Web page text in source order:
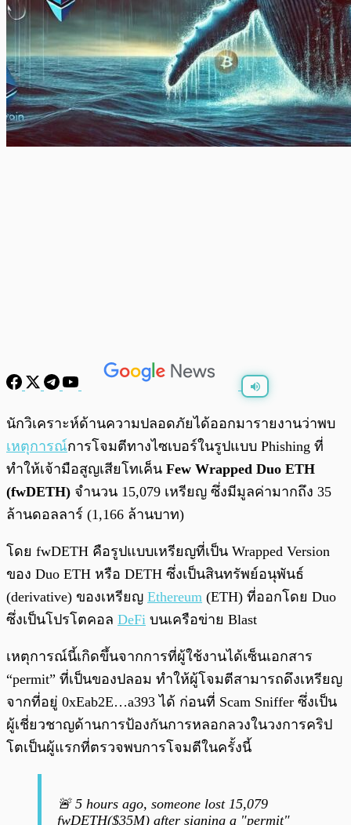
พร้อมเล่น 0:00
นักวิเคราะห์ด้านความปลอดภัยได้ออกมารายงานว่าพบ
เหตุการณ์การโจมตีทางไซเบอร์ในรูปแบบ Phishing ที่
ทำให้เจ้ามือสูญเสียโทเค็น Few Wrapped Duo ETH
(fwDETH) จำนวน 15,079 เหรียญ ซึ่งมีมูลค่ามากถึง 35
ล้านดอลลาร์ (1,166 ล้านบาท)
โดย fwDETH คือรูปแบบเหรียญที่เป็น Wrapped Version
ของ Duo ETH หรือ DETH ซึ่งเป็นสินทรัพย์อนุพันธ์
(derivative) ของเหรียญ Ethereum (ETH) ที่ออกโดย Duo
ซึ่งเป็นโปรโตคอล DeFi บนเครือข่าย Blast
เหตุการณ์นี้เกิดขึ้นจากการที่ผู้ใช้งานได้เซ็นเอกสาร
“permit” ที่เป็นของปลอม ทำให้ผู้โจมตีสามารถดึงเหรียญ
จากที่อยู่ 0xEab2E…a393 ได้ ก่อนที่ Scam Sniffer ซึ่งเป็น
ผู้เชี่ยวชาญด้านการป้องกันการหลอกลวงในวงการคริป
โตเป็นผู้แรกที่ตรวจพบการโจมตีในครั้งนี้
🚨 5 hours ago, someone lost 15,079
fwDETH($35M) after signing a "permit"